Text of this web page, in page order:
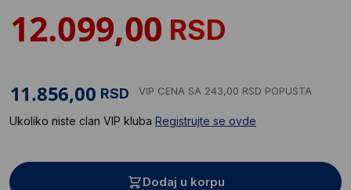
RSD
RSD VIP CENA SA 243,00 RSD POPUSTA
Ukoliko niste clan VIP kluba Registrujte se ovde
Dodaj u korpu